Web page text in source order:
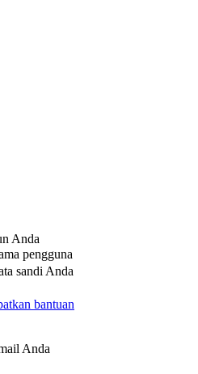
Anda
pengguna
sandi Anda
bantuan
Anda